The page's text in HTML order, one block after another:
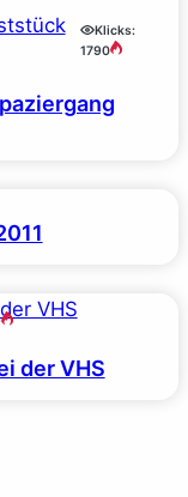
Klicks:
1790
der VHS